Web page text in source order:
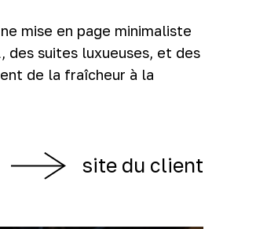
mise en page minimaliste
des suites luxueuses, et des
de la fraîcheur à la
site du client